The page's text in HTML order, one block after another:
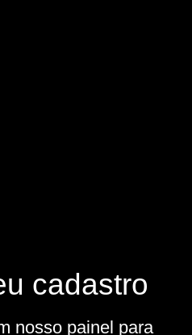
cadastro
nosso painel para